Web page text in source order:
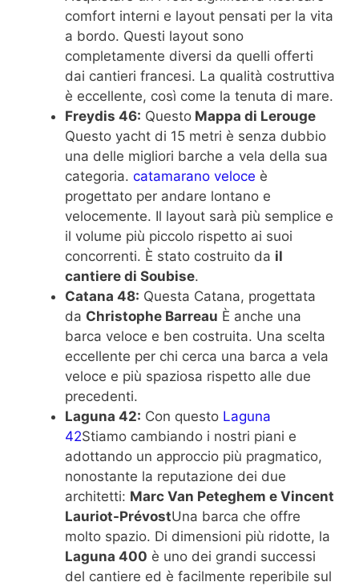
comfort interni e layout pensati per la vita
a bordo. Questi layout sono
completamente diversi da quelli offerti
dai cantieri francesi. La qualità costruttiva
è eccellente, così come la tenuta di mare.
Freydis 46: Questo Mappa di Lerouge
Questo yacht di 15 metri è senza dubbio
una delle migliori barche a vela della sua
categoria. catamarano veloce è
progettato per andare lontano e
velocemente. Il layout sarà più semplice e
il volume più piccolo rispetto ai suoi
concorrenti. È stato costruito da il
cantiere di Soubise.
Catana 48: Questa Catana, progettata
da Christophe Barreau È anche una
barca veloce e ben costruita. Una scelta
eccellente per chi cerca una barca a vela
veloce e più spaziosa rispetto alle due
precedenti.
Laguna 42: Con questo Laguna
42Stiamo cambiando i nostri piani e
adottando un approccio più pragmatico,
nonostante la reputazione dei due
architetti: Marc Van Peteghem e Vincent
Lauriot-PrévostUna barca che offre
molto spazio. Di dimensioni più ridotte, la
Laguna 400 è uno dei grandi successi
del cantiere ed è facilmente reperibile sul